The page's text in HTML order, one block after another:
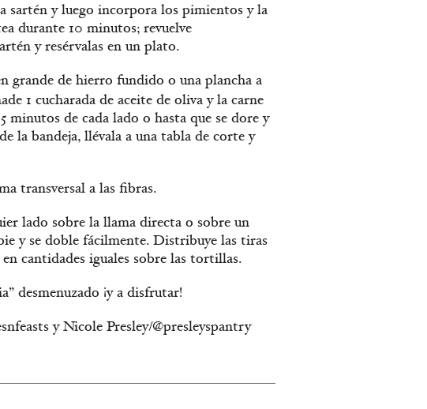
sartén y luego incorpora los pimientos y la
durante 10 minutos; revuelve
y resérvalas en un plato.
grande de hierro fundido o una plancha a
1 cucharada de aceite de oliva y la carne
de cada lado o hasta que se dore y
la bandeja, llévala a una tabla de corte y
transversal a las fibras.
lado sobre la llama directa o sobre un
y se doble fácilmente. Distribuye las tiras
cantidades iguales sobre las tortillas.
desmenuzado ¡y a disfrutar!
y Nicole Presley/@presleyspantry